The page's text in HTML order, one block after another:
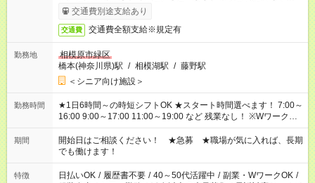
完了次第のお支払いとなります。
交通費別途支給あり
交通費 交通費全額支給※規定有
勤務地
相模原市緑区
橋本(神奈川県)駅 / 相模湖駅 / 藤野駅
＜シニア向け施設＞
勤務時間
★1日6時間～の時短シフトOK ★スタート時間選べます！ 7:00～
16:00 9:00～17:00 11:00～19:00 など 残業なし！ ※Wワークの
場合、他のお仕事と合わせ週40時間超の就業はご案内できませ
ん ※法令に基づき、週20時間以上勤務は社会保険への加入対象
となります ※労働者派遣法（日雇い派遣の原則禁止）により、
短時間・短期間の就業はご案内が難しい場合があります
期間
開始日はご相談ください！ ★急募 ★職場が気に入れば、長期
でも働けます！
特徴 日払いOK / 履歴書不要 / 40～50代活躍中 / 副業・WワークOK /